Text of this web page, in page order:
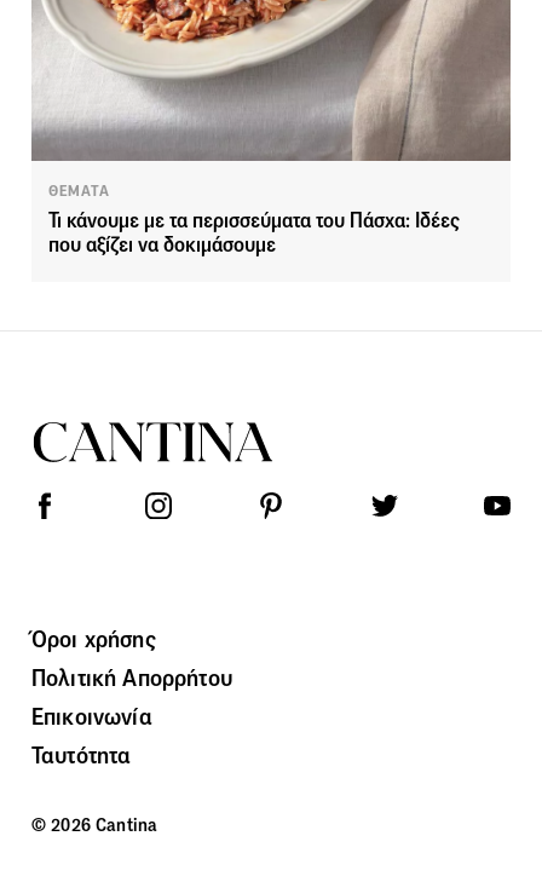
ΘΕΜΑΤΑ
Τι κάνουμε με τα περισσεύματα του Πάσχα: Ιδέες
που αξίζει να δοκιμάσουμε
Όροι χρήσης
Πολιτική Απορρήτου
Επικοινωνία
Ταυτότητα
© 2026 Cantina